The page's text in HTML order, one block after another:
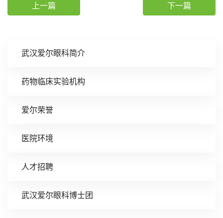
武汉爱尔眼科简介
药物临床实验机构
爱尔荣誉
医院环境
人才招聘
武汉爱尔眼科博士团
上一篇 下一篇